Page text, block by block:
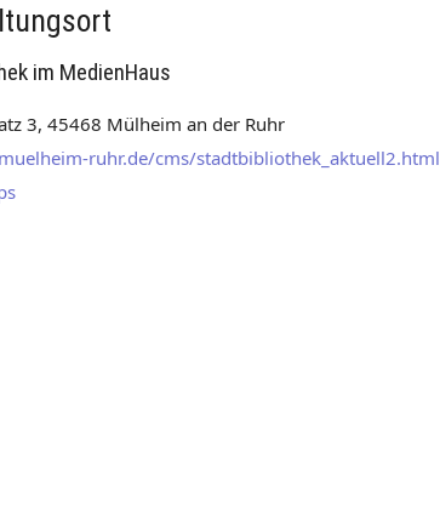
im MedienHaus
3, 45468 Mülheim an der Ruhr
ruhr.de/cms/stadtbibliothek_aktuell2.html